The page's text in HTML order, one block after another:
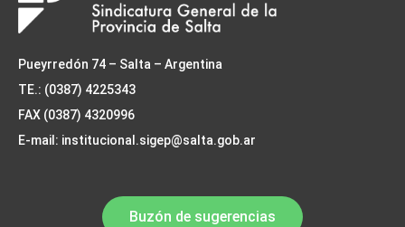
Pueyrredón 74 – Salta – Argentina
TE.: (0387) 4225343
FAX (0387) 4320996
E-mail: institucional.sigep@salta.gob.ar
Buzón de sugerencias